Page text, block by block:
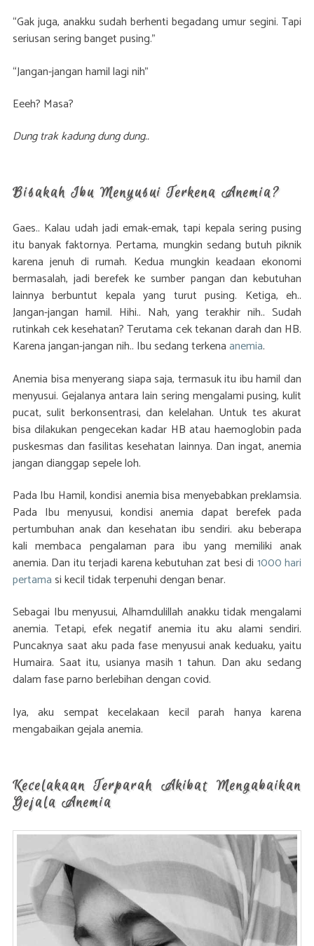
“Gak juga, anakku sudah berhenti begadang umur segini. Tapi
seriusan sering banget pusing.”
“Jangan-jangan hamil lagi nih”
Eeeh? Masa?
Dung trak kadung dung dung..
Bisakah Ibu Menyusui Terkena Anemia?
Gaes.. Kalau udah jadi emak-emak, tapi kepala sering pusing
itu banyak faktornya. Pertama, mungkin sedang butuh piknik
karena jenuh di rumah. Kedua mungkin keadaan ekonomi
bermasalah, jadi berefek ke sumber pangan dan kebutuhan
lainnya berbuntut kepala yang turut pusing. Ketiga, eh..
Jangan-jangan hamil. Hihi.. Nah, yang terakhir nih.. Sudah
rutinkah cek kesehatan? Terutama cek tekanan darah dan HB.
Karena jangan-jangan nih.. Ibu sedang terkenaanemia.
Anemia bisa menyerang siapa saja, termasuk itu ibu hamil dan
menyusui. Gejalanya antara lain sering mengalami pusing, kulit
pucat, sulit berkonsentrasi, dan kelelahan. Untuk tes akurat
bisa dilakukan pengecekan kadar HB atau haemoglobin pada
puskesmas dan fasilitas kesehatan lainnya. Dan ingat, anemia
jangan dianggap sepele loh.
Pada Ibu Hamil, kondisi anemia bisa menyebabkan preklamsia.
Pada Ibu menyusui, kondisi anemia dapat berefek pada
pertumbuhan anak dan kesehatan ibu sendiri. aku beberapa
kali membaca pengalaman para ibu yang memiliki anak
anemia. Dan itu terjadi karena kebutuhan zat besi di 1000 hari
pertamasi kecil tidak terpenuhi dengan benar.
Sebagai Ibu menyusui, Alhamdulillah anakku tidak mengalami
anemia. Tetapi, efek negatif anemia itu aku alami sendiri.
Puncaknya saat aku pada fase menyusui anak keduaku, yaitu
Humaira. Saat itu, usianya masih 1 tahun. Dan aku sedang
dalam fase parno berlebihan dengan covid.
Iya, aku sempat kecelakaan kecil parah hanya karena
mengabaikan gejala anemia.
Kecelakaan Terparah Akibat Mengabaikan
Gejala Anemia